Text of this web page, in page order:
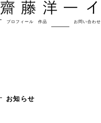
プロフィール 作品 お問い合わせ
お知らせ